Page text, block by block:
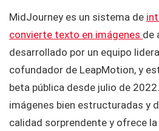
MidJourney es un sistema de
convierte texto en imágenes de
desarrollado por un equipo
cofundador de LeapMotion, y
beta pública desde julio de
imágenes bien estructuradas y
calidad sorprendente y ofrece